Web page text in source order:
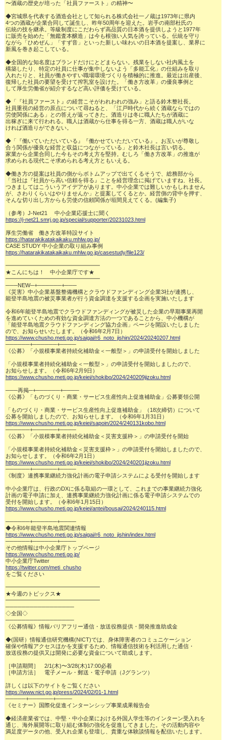
〜酒蔵の歴史が培った「社員ファースト」の精神〜
◆宮城県を代表する酒造会社として知られる株式会社一ノ蔵は1973年に県内
4つの酒蔵が企業合同して誕生し、昨年50周年を迎えた。岩手の南部杜氏の
伝統の技を継承。等級制度にこだわらず高品質の日本酒を提供しようと1977年
に販売を始めた「無鑑査本醸造」は今も根強い人気を誇っている。伝統を守り
ながら「ひめぜん」「すず音」といった新しい味わいの日本酒を提案し、業界に
新風を巻き起こしている。
◆全国的な知名度はブランドだけにとどまらない。残業をしない社内風土を
構築したり、特定の社員に仕事が集中しないよう「多能工化」の仕組みを取り
入れたりと、社員が働きやすい職場環境づくりを積極的に推進。最近は出産後、
復帰した社員の要望を受けて搾乳室を設けた。「働き方改革」の優良事例と
して厚生労働省が紹介するなど高い評価を受けている。
◆「『社員ファースト』の経営こそがわれわれの強み」と語る鈴木整社長。
社員重視の経営の原点について尋ねると、「江戸時代から続く酒蔵ならではの
労使関係にある」との答えが返ってきた。酒造りは冬に職人たちが酒蔵に
出稼ぎに来て行われる。職人は酒蔵から仕事を得る一方、酒蔵は職人がいな
ければ酒造りができない。
◆「『働いていただいている』『働かせていただいている』。お互いが尊敬し
合う関係が優良な経営と収益につながっている」と鈴木社長は言い切る。
家業から企業合同した今もその考え方を堅持。むしろ「働き方改革」の推進が
求められる現代こそ求められる考え方ともいえる。
◆働き方の提案は社員の側からボトムアップで出てくるそうで、総務部から
「当社は『社員から高い信頼を得る』ことを経営理念に掲げていますね、社長。
つきましてはこういうアイデアがあります。中小企業では難しいかもしれません
が、さわりくらいはやりませんか」と提案してくるとか。経営側の背中を押す、
そんな切り出し方からも労使の信頼関係が垣間見えてくる。(編集子)
https://j-net21.smrj.go.jp/special/supporter/20231023.html
https://hatarakikatakaikaku.mhlw.go.jp/
https://hatarakikatakaikaku.mhlw.go.jp/casestudy/file123/
━━━━━━━━━━━━━━━━━
★こんにちは！　中小企業庁です★
━━━━━━━━━━━━━━━━━
───NEW─+──────+───
《災害》中小企業基盤整備機構とクラウドファンディング企業3社が連携し、
能登半島地震の被災事業者が行う資金調達を支援する企画を実施いたします
令和6年能登半島地震でクラウドファンディングが被災した企業の早期事業再開
を進めていくための有効な資金調達方法の一つであることから、中小機構が
「能登半島地震クラウドファンディング協力企画」ページを開設いたしました
https://www.chusho.meti.go.jp/saigai/r6_noto_jishin/2024/20240207.html
──────+──────+────
《公募》「小規模事業者持続化補助金＜一般型＞」の申請受付を開始しました
「小規模事業者持続化補助金＜一般型＞」の申請受付を開始しましたので、
https://www.chusho.meti.go.jp/keiei/shokibo/2024/240209jizoku.html
───再掲─+──────+────
《公募》「ものづくり・商業・サービス生産性向上促進補助金」公募要領公開
「ものづくり・商業・サービス生産性向上促進補助金」（18次締切）について
https://www.chusho.meti.go.jp/keiei/sapoin/2024/240131kobo.html
──────+──────+────
《公募》「小規模事業者持続化補助金＜災害支援枠＞」の申請受付を開始
「小規模事業者持続化補助金＜災害支援枠＞」の申請受付を開始しましたので、
https://www.chusho.meti.go.jp/keiei/shokibo/2024/240201jizoku.html
──────+──────+────
《制度》連携事業継続力強化計画の電子申請システムによる受付を開始します
中小企業庁は、行政のDXに係る取組の一環として、これまでの事業継続力強化
計画の電子申請に加え、連携事業継続力強化計画に係る電子申請システムでの
https://www.chusho.meti.go.jp/keiei/antei/bousai/2024/240115.html
──────+──────+────
https://www.chusho.meti.go.jp/saigai/r6_noto_jishin/index.html
──────+──────+────
https://www.chusho.meti.go.jp/
中小企業庁Twitter
https://twitter.com/meti_chusho
をご覧ください
━━━━━━━━━━━━━━━━━
★今週のトピックス★
━━━━━━━━━━━━━━━━━
─────────────────
◇全国◇
─────────────────
《公募情報》情報バリアフリー通信・放送役務提供・開発推進助成金
◆(国研）情報通信研究機構(NICT)では、身体障害者のコミュニケーション
確保や情報アクセスほかを支援するため、情報通信技術を利活用した通信・
放送役務の提供又は開発に必要な資金について助成します。
［申請期間］　2/1(木)〜3/28(木)17:00必着
［申請方法］　電子メール・郵送・電子申請（Jグランツ）
詳しくは以下のサイトをご覧ください
https://www.nict.go.jp/press/2024/02/01-1.html
─────+──────+────
《セミナー》国際化促進インターンシップ事業成果報告会
◆経済産業省では、中堅・中小企業における外国人学生等のインターン受入れを
通じ、海外展開等に取り組む体制の強化を促進してきました。その活動内容や
満足度データの他、受入れ企業も登壇し、貴重な体験談情報を配信いたします。